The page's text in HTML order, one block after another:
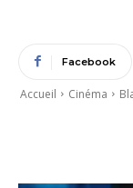
Facebook
Accueil Cinéma